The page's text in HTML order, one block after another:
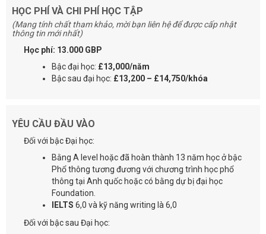
HỌC PHÍ VÀ CHI PHÍ HỌC TẬP
(Mang tính chất tham khảo, mời bạn liên hệ để được cấp nhật
thông tin mới nhất)
Học phí: 13.000 GBP
Bậc đại học: £13,000/năm
Bậc sau đại học: £13,200 – £14,750/khóa
YÊU CẦU ĐẦU VÀO
Đối với bậc Đại học:
Bằng A level hoặc đã hoàn thành 13 năm học ở bậc
Phổ thông tương đương với chương trình học phổ
thông tại Anh quốc hoặc có bằng dự bị đại học
Foundation.
IELTS 6,0 và kỹ năng writing là 6,0
Đối với bậc sau Đại học: